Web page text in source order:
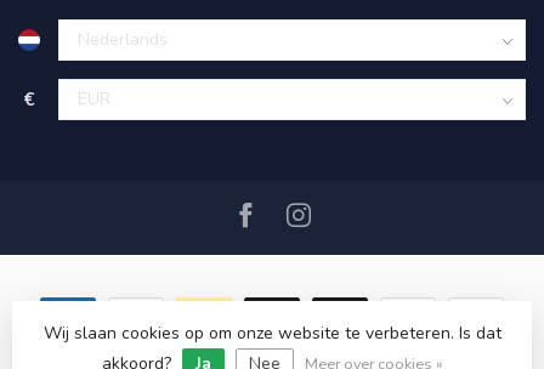
€
© Copyright 2026 SAIL360 watersport and boat equipment
Wij slaan cookies op om onze website te verbeteren. Is dat
akkoord?
Ja Nee Meer over cookies »